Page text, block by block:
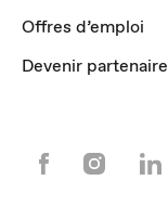
Offres d’emploi
Devenir partenaire